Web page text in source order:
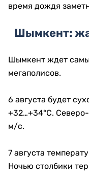
время дождя
Шымкент:
Шымкент ждет
мегаполисов.
6 августа будет
+32…+34°C.
м/с.
7 августа
Ночью столбики